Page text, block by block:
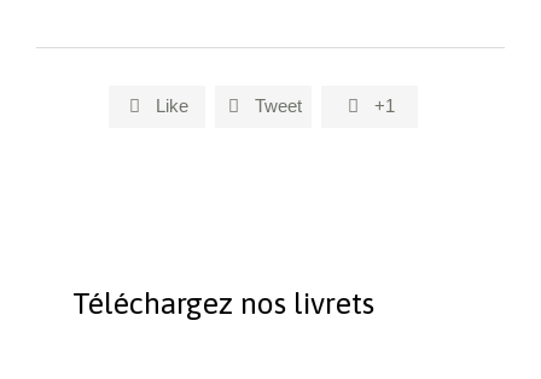
 Like  Tweet  +1
Téléchargez nos livrets